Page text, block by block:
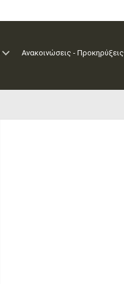
Ανακοινώσεις - Προκηρύξεις